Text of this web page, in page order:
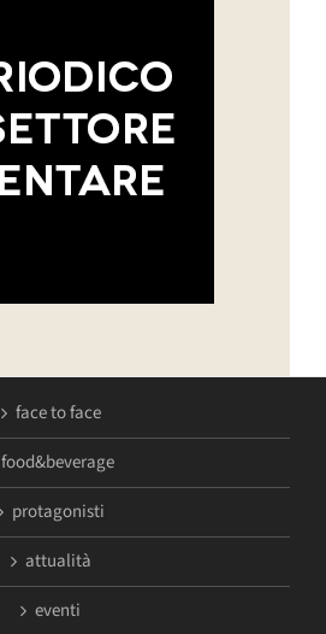
face to face
food&beverage
protagonisti
attualità
eventi